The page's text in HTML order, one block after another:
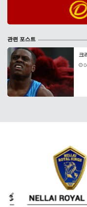
관련 포스트
크